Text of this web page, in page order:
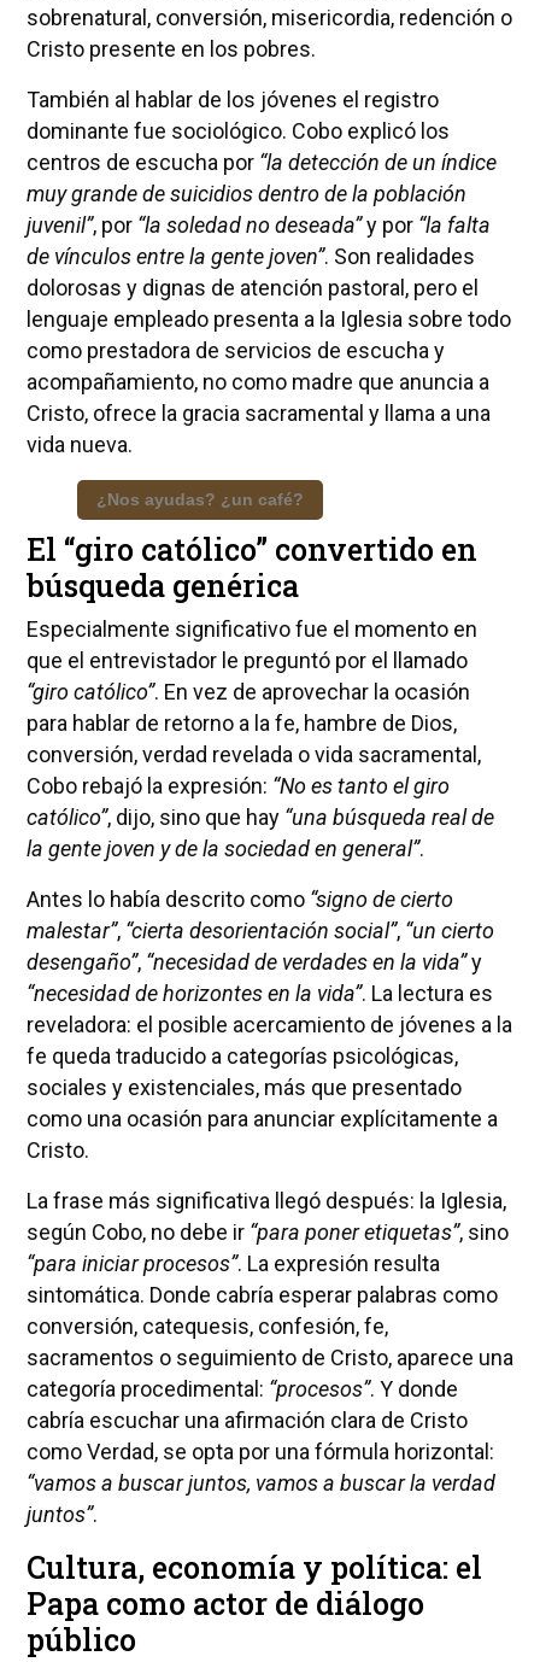
sobrenatural, conversión, misericordia, redención o
Cristo presente en los pobres.
También al hablar de los jóvenes el registro
dominante fue sociológico. Cobo explicó los
centros de escucha por “la detección de un índice
muy grande de suicidios dentro de la población
juvenil”, por “la soledad no deseada”y por “la falta
de vínculos entre la gente joven”. Son realidades
dolorosas y dignas de atención pastoral, pero el
lenguaje empleado presenta a la Iglesia sobre todo
como prestadora de servicios de escucha y
acompañamiento, no como madre que anuncia a
Cristo, ofrece la gracia sacramental y llama a una
vida nueva.
¿Nos ayudas? ¿un café?
El “giro católico” convertido en
búsqueda genérica
Especialmente significativo fue el momento en
que el entrevistador le preguntó por el llamado
“giro católico”. En vez de aprovechar la ocasión
para hablar de retorno a la fe, hambre de Dios,
conversión, verdad revelada o vida sacramental,
Cobo rebajó la expresión: “No es tanto el giro
católico”, dijo, sino que hay “una búsqueda real de
la gente joven y de la sociedad en general”.
Antes lo había descrito como “signo de cierto
malestar”, “cierta desorientación social”, “un cierto
desengaño”, “necesidad de verdades en la vida”y
“necesidad de horizontes en la vida”. La lectura es
reveladora: el posible acercamiento de jóvenes a la
fe queda traducido a categorías psicológicas,
sociales y existenciales, más que presentado
como una ocasión para anunciar explícitamente a
Cristo.
La frase más significativa llegó después: la Iglesia,
según Cobo, no debe ir “para poner etiquetas”, sino
“para iniciar procesos”. La expresión resulta
sintomática. Donde cabría esperar palabras como
conversión, catequesis, confesión, fe,
sacramentos o seguimiento de Cristo, aparece una
categoría procedimental: “procesos”. Y donde
cabría escuchar una afirmación clara de Cristo
como Verdad, se opta por una fórmula horizontal:
“vamos a buscar juntos, vamos a buscar la verdad
juntos”.
Cultura, economía y política: el
Papa como actor de diálogo
público